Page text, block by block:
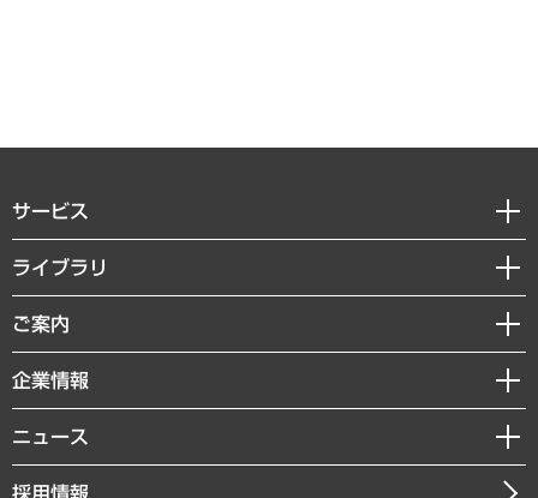
サービス
経営戦略
組織・人事戦略
デジタルイノベーション
共生・ダイバーシティ
GRC（ガバナンス・リスク・コンプライアンス）・防災（政策）
ライブラリ
経済調査
レポート
コラム
経営用語集
ご案内
セミナー・イベント情報
MUFGビジネスセミナー
受託案件情報
企業情報
私たちの想い
社長メッセージ
ニュース
ニュースリリース
採用情報